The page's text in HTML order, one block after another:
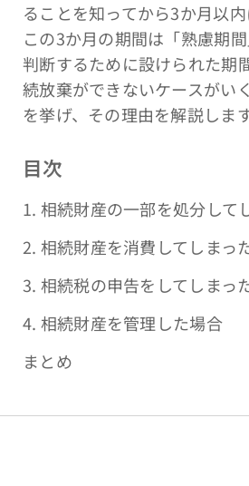
ることを知ってから3か月以
この3か月の期間は「熟慮期
判断するために設けられた期
続放棄ができないケースがい
を挙げ、その理由を解説します
目次
1. 相続財産の一部を処分して
2. 相続財産を消費してしまっ
3. 相続税の申告をしてしまっ
4. 相続財産を管理した場合
まとめ